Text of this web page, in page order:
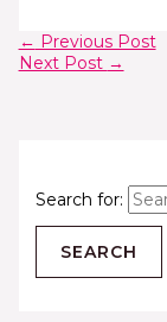
Search for:
← Previous Post
Next Post →